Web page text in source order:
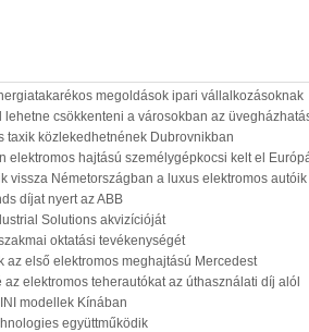
megoldások ipari vállalkozásoknak
lehetne csökkenteni a városokban az
taxik közlekedhetnének Dubrovnikban
elektromos hajtású személygépkocsi kelt el
vissza Németországban a luxus elektromos
díjat nyert az ABB
Solutions akvizícióját
oktatási tevékenységét
az első elektromos meghajtású Mercedest
elektromos teherautókat az úthasználati díj alól
modellek Kínában
együttműködik